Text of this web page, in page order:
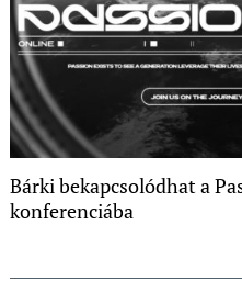
Bárki bekapcsolódhat a
konferenciába